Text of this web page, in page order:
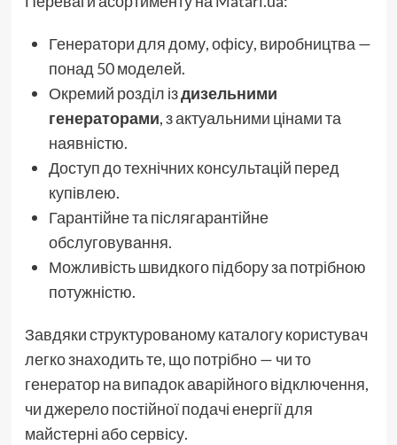
Генератори для дому, офісу, виробництва —
понад 50 моделей.
Окремий розділ іздизельними
генераторами, з актуальними цінами та
наявністю.
Доступ до технічних консультацій перед
купівлею.
Гарантійне та післягарантійне
обслуговування.
Можливість швидкого підбору за потрібною
потужністю.
Завдяки структурованому каталогу користувач
легко знаходить те, що потрібно — чи то
генератор на випадок аварійного відключення,
чи джерело постійної подачі енергії для
майстерні або сервісу.